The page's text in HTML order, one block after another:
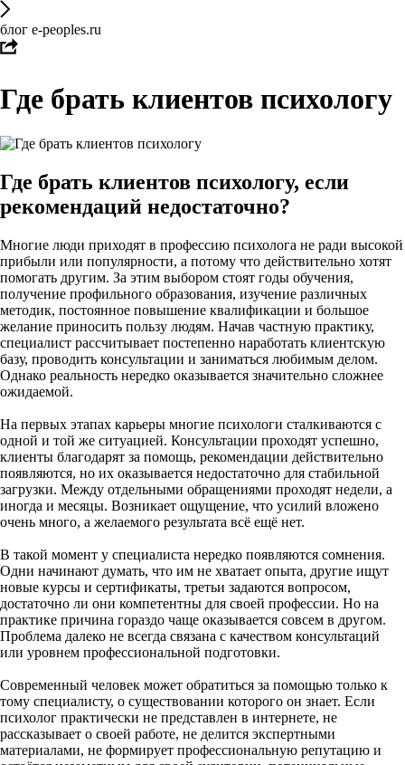
блог e-peoples.ru
Где брать клиентов психологу
Где брать клиентов психологу, если
рекомендаций недостаточно?
Многие люди приходят в профессию психолога не ради высокой
прибыли или популярности, а потому что действительно хотят
помогать другим. За этим выбором стоят годы обучения,
получение профильного образования, изучение различных
методик, постоянное повышение квалификации и большое
желание приносить пользу людям. Начав частную практику,
специалист рассчитывает постепенно наработать клиентскую
базу, проводить консультации и заниматься любимым делом.
Однако реальность нередко оказывается значительно сложнее
ожидаемой.
На первых этапах карьеры многие психологи сталкиваются с
одной и той же ситуацией. Консультации проходят успешно,
клиенты благодарят за помощь, рекомендации действительно
появляются, но их оказывается недостаточно для стабильной
загрузки. Между отдельными обращениями проходят недели, а
иногда и месяцы. Возникает ощущение, что усилий вложено
очень много, а желаемого результата всё ещё нет.
В такой момент у специалиста нередко появляются сомнения.
Одни начинают думать, что им не хватает опыта, другие ищут
новые курсы и сертификаты, третьи задаются вопросом,
достаточно ли они компетентны для своей профессии. Но на
практике причина гораздо чаще оказывается совсем в другом.
Проблема далеко не всегда связана с качеством консультаций
или уровнем профессиональной подготовки.
Современный человек может обратиться за помощью только к
тому специалисту, о существовании которого он знает. Если
психолог практически не представлен в интернете, не
рассказывает о своей работе, не делится экспертными
материалами, не формирует профессиональную репутацию и